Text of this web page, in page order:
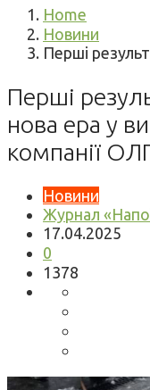
Home
Новини
Перші
Перші
нова ера у
компанії
Новини
Журнал
17.04.2025
0
1378